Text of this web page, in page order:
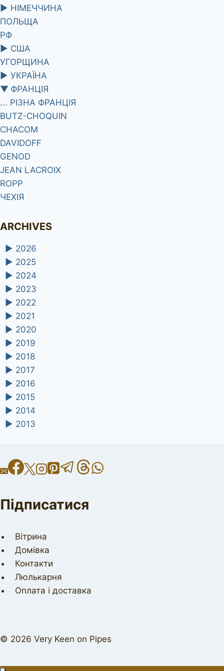
► НІМЕЧЧИНА
ПОЛЬЩА
РФ
► США
УГОРЩИНА
► УКРАЇНА
▼ ФРАНЦІЯ
... РІЗНА ФРАНЦІЯ
BUTZ-CHOQUIN
CHACOM
DAVIDOFF
GENOD
JEAN LACROIX
ROPP
ЧЕХІЯ
ARCHIVES
► 2026
► 2025
► 2024
► 2023
► 2022
► 2021
► 2020
► 2019
► 2018
► 2017
► 2016
► 2015
► 2014
► 2013
Підписатися
Вітрина
Домівка
Контакти
Люлькарня
Оплата і доставка
© 2026 Very Keen on Pipes